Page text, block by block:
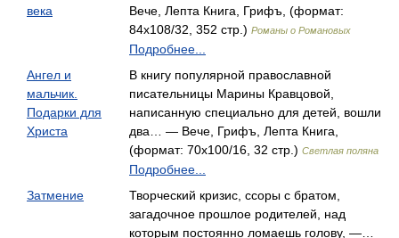
века
Вече, Лепта Книга, Грифъ, (формат:
84x108/32, 352 стр.) Романы о Романовых
Подробнее...
Ангел и
мальчик.
Подарки для
Христа
В книгу популярной православной
писательницы Марины Кравцовой,
написанную специально для детей, вошли
два… — Вече, Грифъ, Лепта Книга,
(формат: 70x100/16, 32 стр.) Светлая поляна
Подробнее...
Затмение
Творческий кризис, ссоры с братом,
загадочное прошлое родителей, над
которым постоянно ломаешь голову, —…